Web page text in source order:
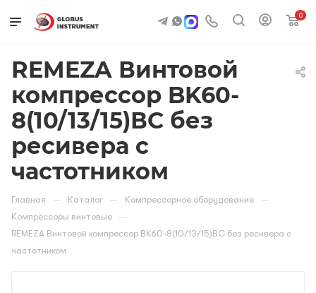
0
REMEZA Винтовой
компрессор BK60-
8(10/13/15)ВС без
ресивера с
частотником
Главная — Каталог — Компрессорное оборудование —
Компрессоры винтовые —
REMEZA Винтовой компрессор BK60-8(10/13/15)ВС без ресивера с
частотником